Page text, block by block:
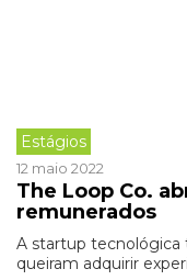
Estágios
12 maio 2022
The Loop Co.
remunerados
A startup tecnológica
queiram adquirir